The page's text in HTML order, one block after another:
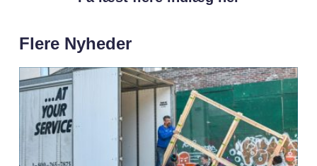
Flere Nyheder